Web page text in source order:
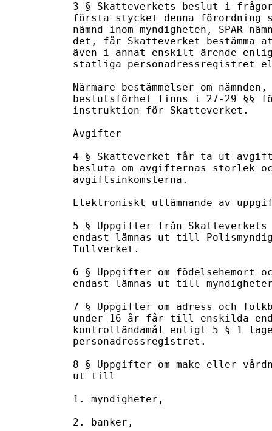
3 § Skatteverkets beslut i
första stycket denna
nämnd inom myndigheten, SPAR-
det, får Skatteverket bestämma
även i annat enskilt ärende
statliga personadressregistret
Närmare bestämmelser om
beslutsförhet finns i 27-29 §§
instruktion för Skatteverket.
Avgifter
4 § Skatteverket får ta ut
besluta om avgifternas storlek
avgiftsinkomsterna.
Elektroniskt utlämnande av
5 § Uppgifter från Skatteverkets
endast lämnas ut till
Tullverket.
6 § Uppgifter om födelsehemort
endast lämnas ut till
7 § Uppgifter om adress och
under 16 år får till enskilda
kontrolländamål enligt 5 § 1
personadressregistret.
8 § Uppgifter om make eller
ut till
1. myndigheter,
2. banker,